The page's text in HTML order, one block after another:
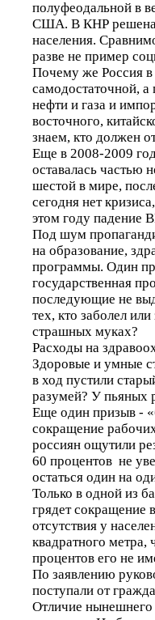
полуфеодальной в
США. В КНР решена
населения.
разве не пример
Почему же Россия в
самодостаточной, а
нефти и газа и
восточного,
знаем, кто должен
Еще в 2008-2009
оставалась частью
шестой в мире,
сегодня нет
этом году падение
Под шум
на образование,
программы. Один
государственная
последующие не
тех, кто заболел
страшных муках?
Расходы на
Здоровые и умные
в ход пустили
разумей? У пьяных
Еще один призыв -
сокращение
россиян ощутили
60 процентов не
остаться один на
Только в одной из
грядет сокращение
отсутствия у
квадратного
процентов его не
По заявлению
поступали от
Отличие нынешнего